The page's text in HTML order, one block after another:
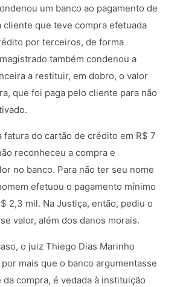
um banco ao pagamento de
cliente que teve compra efetuada
por terceiros, de forma
também condenou a
a restituir, em dobro, o valor
que foi paga pelo cliente para não
fatura do cartão de crédito em R$ 7
reconheceu a compra e
no banco. Para não ter seu nome
efetuou o pagamento mínimo
2,3 mil. Na Justiça, então, pediu o
valor, além dos danos morais.
o juiz Thiego Dias Marinho
mais que o banco argumentasse
da compra, é vedada à instituição